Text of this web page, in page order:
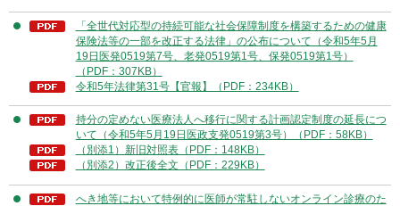
「全世代対応型の持続可能な社会保障制度を構築するための健康
保険法等の一部を改正する法律」の公布について（令和5年5月
19日医発0519第7号、老発0519第1号、保発0519第1号）
（PDF：307KB）
令和5年法律第31号【官報】（PDF：234KB）
持分の定めない医療法人へ移行に関する計画認定制度の延長につ
いて（令和5年5月19日医政支発0519第3号）（PDF：58KB）
（別添1）新旧対照表（PDF：148KB）
（別添2）改正後全文（PDF：229KB）
へき地等において特例的に医師が常駐しないオンライン診療のた